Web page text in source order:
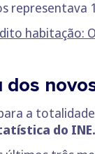
representava
habitação:
a
do INE.